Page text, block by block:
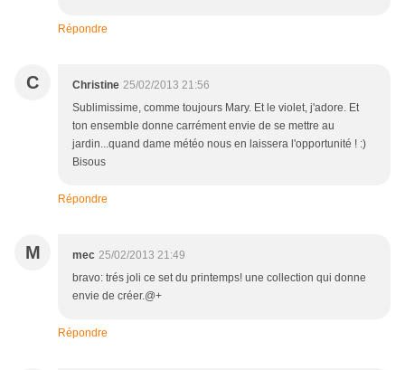
Répondre
C Christine 25/02/2013 21:56
Sublimissime, comme toujours Mary. Et le violet, j'adore. Et
ton ensemble donne carrément envie de se mettre au
jardin...quand dame météo nous en laissera l'opportunité ! :)
Bisous
Répondre
M mec 25/02/2013 21:49
bravo: trés joli ce set du printemps! une collection qui donne
envie de créer.@+
Répondre